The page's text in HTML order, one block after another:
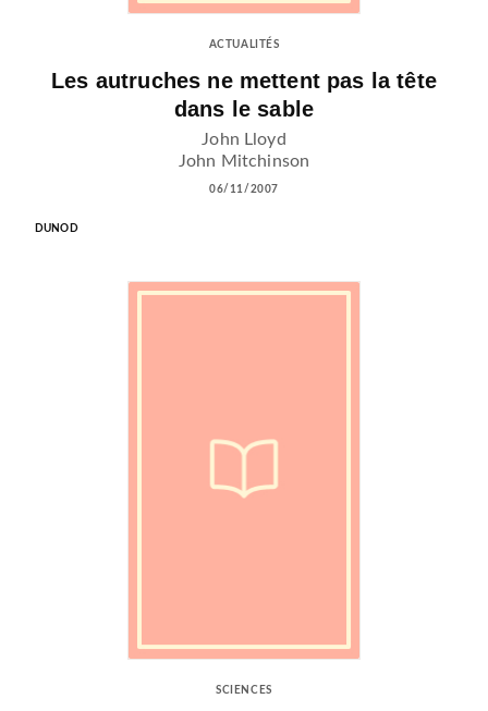
ACTUALITÉS
Les autruches ne mettent pas la tête
dans le sable
John Lloyd
John Mitchinson
06/11/2007
DUNOD
SCIENCES